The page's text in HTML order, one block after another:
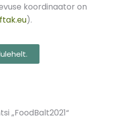
koordinaator on
).
„FoodBalt2021“